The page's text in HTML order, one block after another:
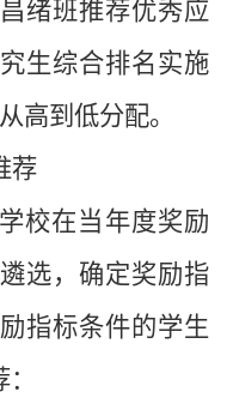
绪班推荐优秀应
生综合排名实施
高到低分配。
荐
校在当年度奖励
选，确定奖励指
指标条件的学生